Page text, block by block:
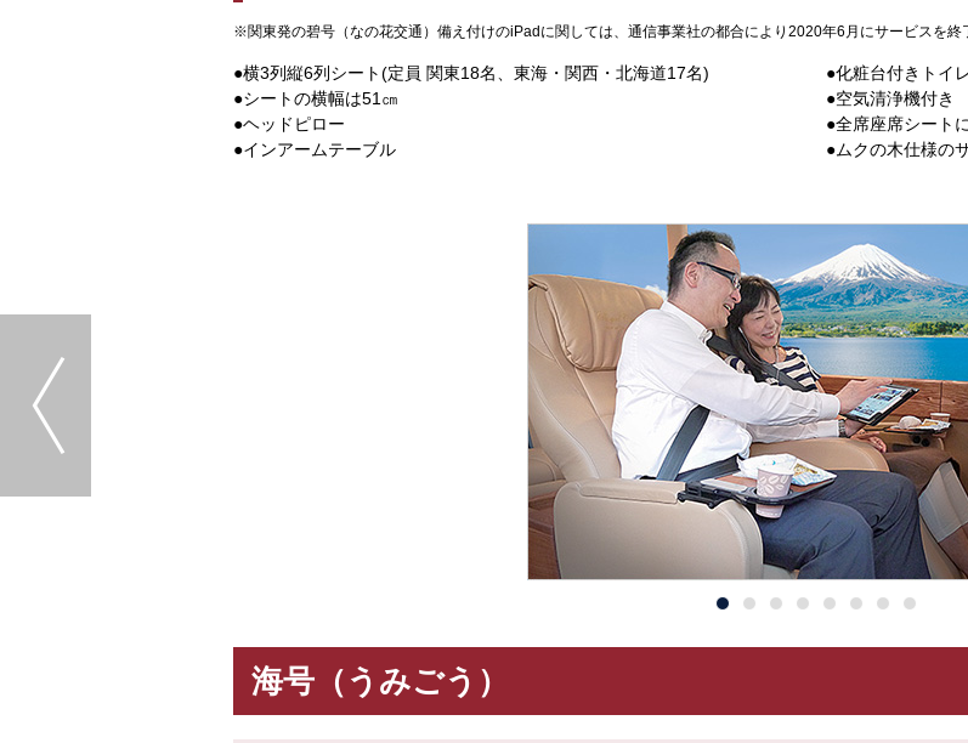
※関東発の碧号（なの花交通）備え付けのiPadに関しては、通信事業社の都合により2020年6月にサービスを終
●横3列縦6列シート(定員 関東18名、東海・関西・北海道17名)
●シートの横幅は51㎝
●ヘッドピロー
●インアームテーブル
●化粧台付きトイ
●空気清浄機付き
●全席座席シート
●ムクの木仕様の
海号（うみごう）